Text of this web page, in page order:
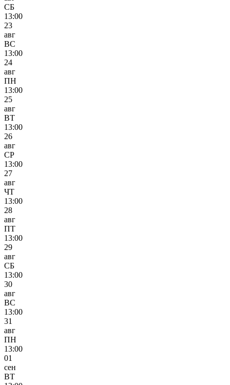
СБ
13:00
23
авг
ВС
13:00
24
авг
ПН
13:00
25
авг
ВТ
13:00
26
авг
СР
13:00
27
авг
ЧТ
13:00
28
авг
ПТ
13:00
29
авг
СБ
13:00
30
авг
ВС
13:00
31
авг
ПН
13:00
01
сен
ВТ